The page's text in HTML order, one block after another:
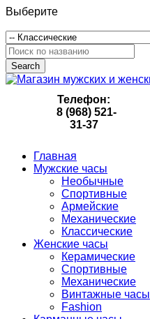
Выберите
Search
Телефон:
8 (968) 521-
31-37
Главная
Мужские часы
Необычные
Спортивные
Армейские
Механические
Классические
Женские часы
Керамические
Спортивные
Механические
Винтажные часы
Fashion